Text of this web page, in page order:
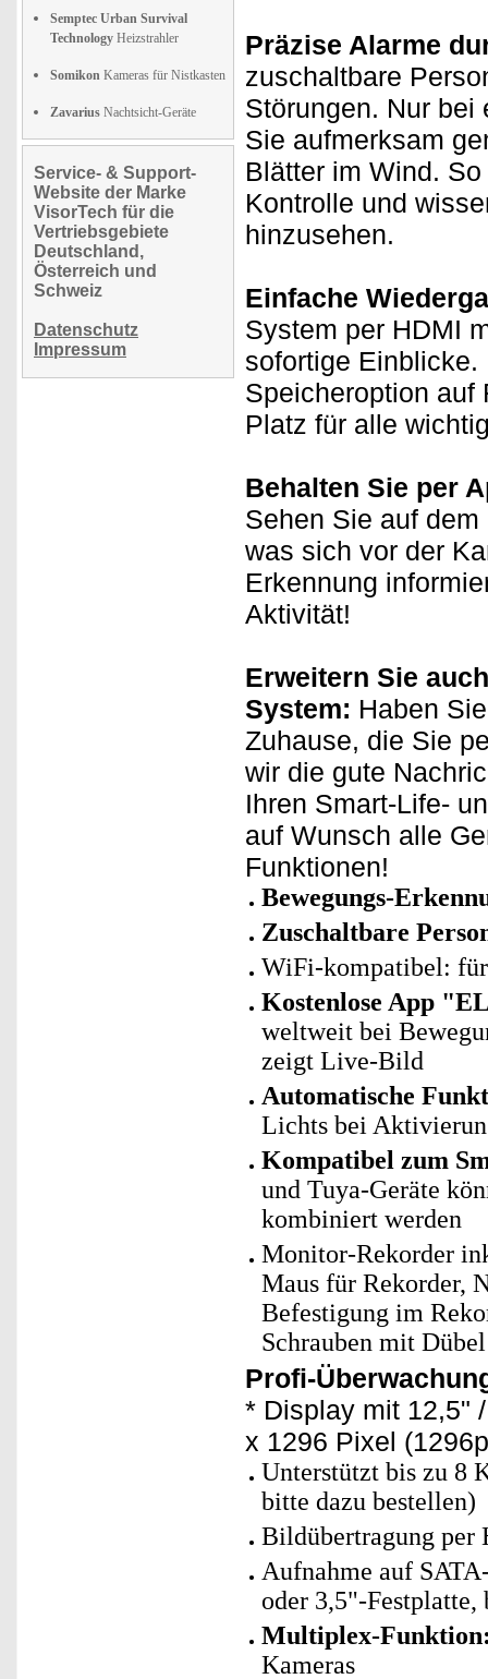
Semptec Urban Survival
Technology Heizstrahler
Somikon Kameras für Nistkasten
Zavarius Nachtsicht-Geräte
Service- & Support-
Website der Marke
VisorTech für die
Vertriebsgebiete
Deutschland,
Österreich und
Schweiz
Datenschutz
Impressum
Präzise Alarme
zuschaltbare
Störungen. Nur bei
Sie aufmerksam
Blätter im Wind.
Kontrolle und
hinzusehen.
Einfache
System per HDMI
sofortige
Speicheroption auf
Platz für alle
Behalten Sie per
Sehen Sie auf
was sich vor der
Erkennung
Aktivität!
Erweitern Sie
System: Haben
Zuhause, die Sie
wir die gute
Ihren Smart-Life-
auf Wunsch alle
Funktionen!
Bewegungs-
Zuschaltbare
WiFi-kompatibel:
Kostenlose App
weltweit bei
zeigt Live-Bild
Automatische
Lichts bei
Kompatibel zum
und Tuya-Geräte
kombiniert werden
Monitor-Rekorder
Maus für Rekorder,
Befestigung im
Schrauben mit
Profi-
* Display mit 12,5"
x 1296 Pixel
Unterstützt bis zu 8
bitte dazu bestellen)
Bildübertragung per
Aufnahme auf
oder 3,5"-Festplatte,
Multiplex-
Kameras